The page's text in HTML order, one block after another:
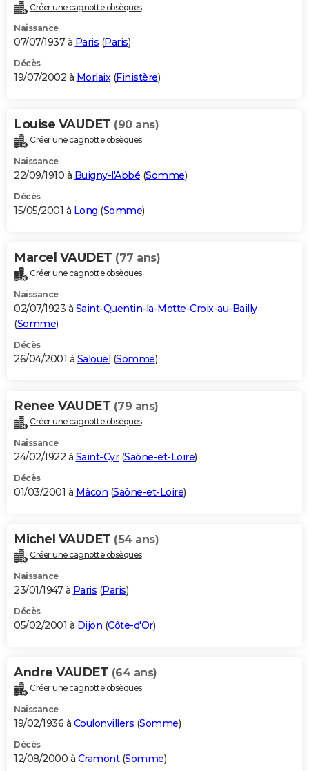
Créer une cagnotte obsèques
Naissance
07/07/1937 à Paris (Paris)
Décès
19/07/2002 à Morlaix(Finistère)
Louise VAUDET (90 ans)
Créer une cagnotte obsèques
Naissance
22/09/1910 à Buigny-l'Abbé (Somme)
Décès
15/05/2001 à Long (Somme)
Marcel VAUDET (77 ans)
Créer une cagnotte obsèques
Naissance
02/07/1923 à Saint-Quentin-la-Motte-Croix-au-Bailly
(Somme)
Décès
26/04/2001 à Salouël (Somme)
Renee VAUDET (79 ans)
Créer une cagnotte obsèques
Naissance
24/02/1922 à Saint-Cyr(Saône-et-Loire)
Décès
01/03/2001 à Mâcon (Saône-et-Loire)
Michel VAUDET (54 ans)
Créer une cagnotte obsèques
Naissance
23/01/1947 à Paris (Paris)
Décès
05/02/2001 à Dijon (Côte-d'Or)
Andre VAUDET (64 ans)
Créer une cagnotte obsèques
Naissance
19/02/1936 à Coulonvillers (Somme)
Décès
12/08/2000 à Cramont(Somme)